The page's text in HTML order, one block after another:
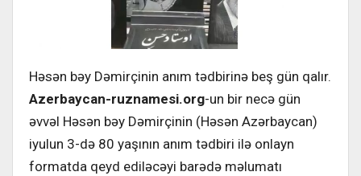
Həsən bəy Dəmirçinin anım tədbirinə beş gün qalır.
Azerbaycan-ruznamesi.org-un bir necə gün
əvvəl Həsən bəy Dəmirçinin (Həsən Azərbaycan)
iyulun 3-də 80 yaşının anım tədbiri ilə onlayn
formatda qeyd ediləcəyi barədə məlumatı